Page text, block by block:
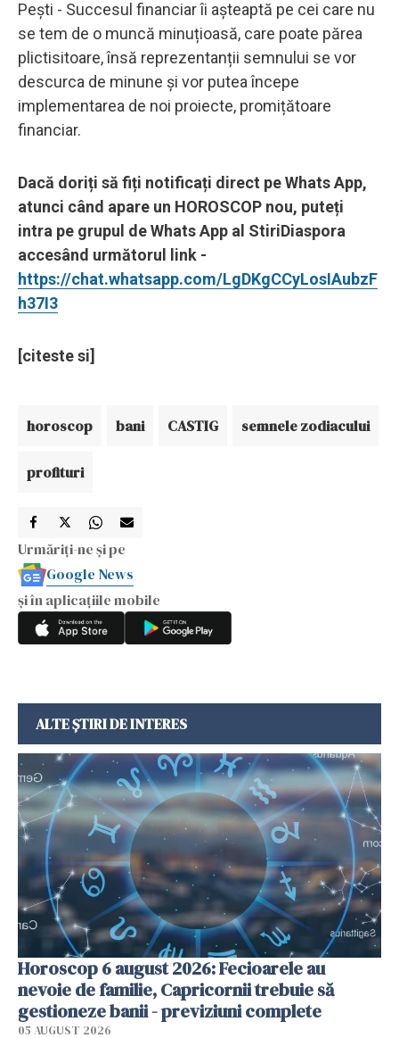
Pești - Succesul financiar îi așteaptă pe cei care nu
se tem de o muncă minuțioasă, care poate părea
plictisitoare, însă reprezentanții semnului se vor
descurca de minune și vor putea începe
implementarea de noi proiecte, promițătoare
financiar.
Dacă doriți să fiți notificați direct pe Whats App,
atunci când apare un HOROSCOP nou, puteți
intra pe grupul de Whats App al StiriDiaspora
accesând următorul link -
https://chat.whatsapp.com/LgDKgCCyLosIAubzF
h37I3
[citeste si]
horoscop bani CASTIG semnele zodiacului
profituri
Urmăriți-ne și pe
Google News
și în aplicațiile mobile
ALTE ȘTIRI DE INTERES
Horoscop 6 august 2026: Fecioarele au
nevoie de familie, Capricornii trebuie să
gestioneze banii - previziuni complete
05 AUGUST 2026